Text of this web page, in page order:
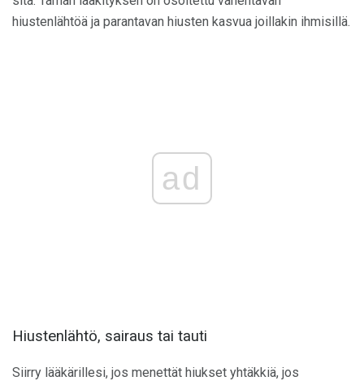
hiustenlähtöä ja parantavan hiusten kasvua joillakin ihmisillä.
ad
Hiustenlähtö, sairaus tai tauti
Siirry lääkärillesi, jos menettät hiukset yhtäkkiä, jos